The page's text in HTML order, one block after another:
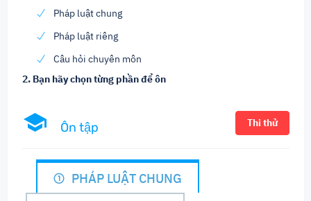
Pháp luật chung
Pháp luật riêng
Câu hỏi chuyên môn
2. Bạn hãy chọn từng phần để ôn
Ôn tập Thi thử
PHÁP LUẬT CHUNG